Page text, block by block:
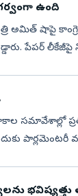
ఉంది
అమిత్‌ షాపై
పేపర్‌
సమావేశాల్లో
భవిష్యత్తు